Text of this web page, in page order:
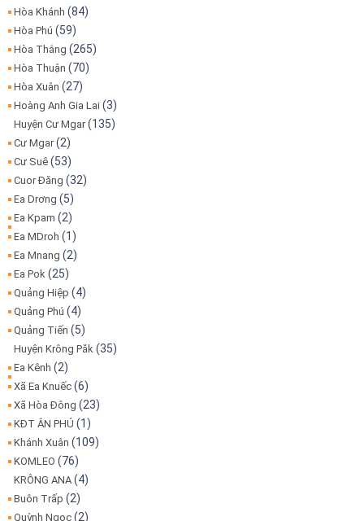
Hòa Khánh (84)
Hòa Phú (59)
Hòa Thắng (265)
Hòa Thuận (70)
Hòa Xuân (27)
Hoàng Anh Gia Lai (3)
Huyện Cư Mgar(135)
Cư Mgar(2)
Cư Suê (53)
Cuor Đăng (32)
Ea Drơng (5)
Ea Kpam (2)
Ea MDroh (1)
Ea Mnang (2)
Ea Pok (25)
Quảng Hiệp (4)
Quảng Phú (4)
Quảng Tiến (5)
Huyện Krông Păk (35)
Ea Kênh (2)
Xã Ea Knuếc (6)
Xã Hòa Đông (23)
KĐT ÂN PHÚ (1)
Khánh Xuân (109)
KOMLEO (76)
KRÔNG ANA (4)
Buôn Trấp (2)
Quỳnh Ngọc (2)